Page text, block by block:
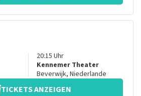
20:15 Uhr
Kennemer Theater
Beverwijk, Niederlande
TICKETS ANZEIGEN